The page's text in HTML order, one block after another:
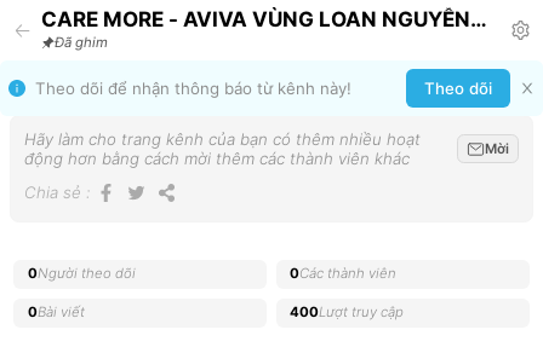
CARE MORE - AVIVA VÙNG LOAN NGUYỄN
[Announcement]
Đã ghim
Theo dõi để nhận thông báo từ kênh này! Theo dõi
Hãy làm cho trang kênh của bạn có thêm nhiều hoạt
động hơn bằng cách mời thêm các thành viên khác
Mời
Chia sẻ :
0Người theo dõi 0Các thành viên
0Bài viết 400Lượt truy cập